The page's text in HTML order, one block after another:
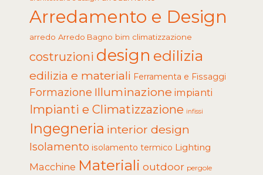
Arredamento e Design
arredo Arredo Bagno bim climatizzazione
costruzioni design edilizia
edilizia e materiali Ferramenta e Fissaggi
Formazione Illuminazione impianti
Impianti e Climatizzazione infissi
Ingegneria interior design
Isolamento isolamento termico Lighting
Macchine Materiali outdoor pergole